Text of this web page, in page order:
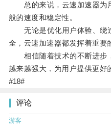
总的来说，云速加速器为
般的速度和稳定性。
无论是优化用户体验、绕
全，云速加速器都发挥着重要
相信随着技术的不断进步
越来越强大，为用户提供更好
#18#
评论
游客